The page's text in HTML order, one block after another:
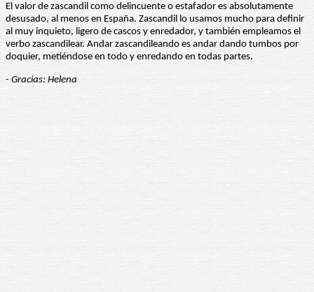
El valor de zascandil como delincuente o estafador es absolutamente
desusado, al menos en España. Zascandil lo usamos mucho para definir
al muy inquieto, ligero de cascos y enredador, y también empleamos el
verbo zascandilear. Andar zascandileando es andar dando tumbos por
doquier, metiéndose en todo y enredando en todas partes.
- Gracias: Helena